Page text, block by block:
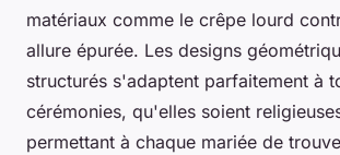
matériaux comme le crêpe lourd
allure épurée. Les designs
structurés s'adaptent parfaitement à
cérémonies, qu'elles soient
permettant à chaque mariée de